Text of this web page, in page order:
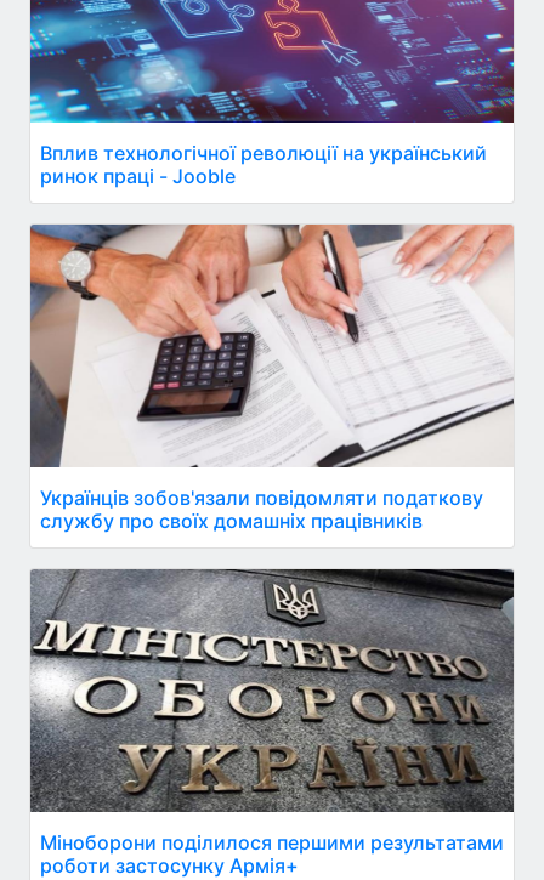
Вплив технологічної революції на український
ринок праці - Jooble
Українців зобов'язали повідомляти податкову
службу про своїх домашніх працівників
Міноборони поділилося першими результатами
роботи застосунку Армія+